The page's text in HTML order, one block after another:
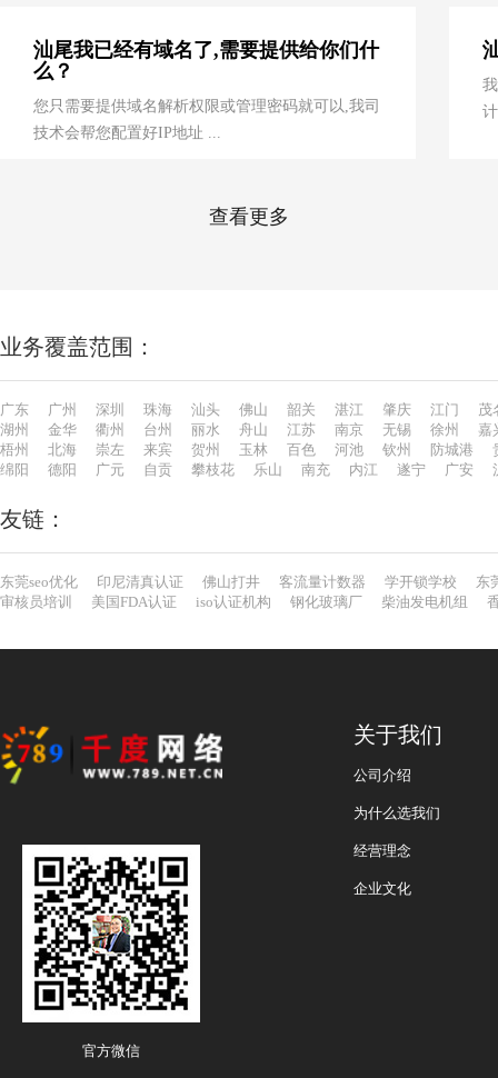
汕尾我已经有域名了,需要提供给你们什
么？
您只需要提供域名解析权限或管理密码就可以,我司
技术会帮您配置好IP地址 ...
查看更多
业务覆盖范围：
广东 广州 深圳 珠海 汕头 佛山 韶关 湛江 肇庆 江门
茂
湖州
金华 衢州 台州 丽水 舟山 江苏 南京 无锡 徐州
嘉
梧州
北海 崇左 来宾 贺州 玉林 百色 河池 钦州 防城港
绵阳
德阳 广元 自贡 攀枝花 乐山 南充 内江 遂宁 广安
友链：
东莞seo优化 印尼清真认证 佛山打井 客流量计数器 学开锁学校
东
审核员培训
美国FDA认证 iso认证机构 钢化玻璃厂 柴油发电机组
官方微信
关于我们
公司介绍
为什么选我们
经营理念
企业文化